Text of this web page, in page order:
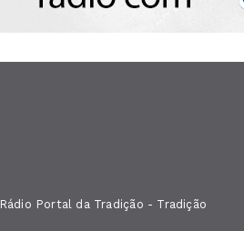
Portal da Tradição - Tradição